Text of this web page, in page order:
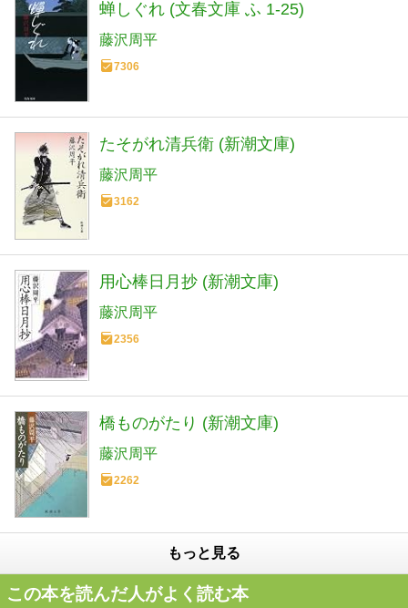
蝉しぐれ (文春文庫 ふ 1-25)
藤沢周平
7306
たそがれ清兵衛 (新潮文庫)
藤沢周平
3162
用心棒日月抄 (新潮文庫)
藤沢周平
2356
橋ものがたり (新潮文庫)
藤沢周平
2262
もっと見る
この本を読んだ人がよく読む本